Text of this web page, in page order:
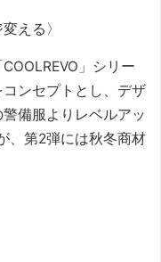
える〉
」シリー
ンセプトとし、デザ
備服よりレベルアッ
、第2弾には秋冬商材